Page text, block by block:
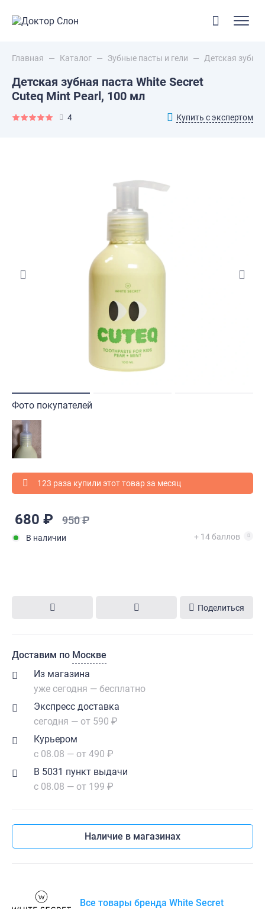
Главная — Каталог — Зубные пасты и гели — Детская
Детская зубная паста White Secret
Cuteq Mint Pearl, 100 мл
4 Купить с экспертом
Фото покупателей
123 раза купили этот товар за месяц
680 ₽ 950 ₽
В наличии + 14 баллов
Поделиться
Доставим по Москве
Из магазина
уже сегодня — бесплатно
Экспресс доставка
сегодня — от 590 ₽
Курьером
с 08.08 — от 490 ₽
В 5031 пункт выдачи
с 08.08 — от 199 ₽
Наличие в магазинах
Все товары бренда White Secret